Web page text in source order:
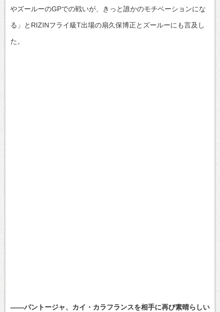
やズールーのGPでの戦いが、きっと誰かのモチベーションにな
る」とRIZINフライ級T出場の扇久保博正とズールーにも言及し
た。
――パントージャ、カイ・カラフランスを相手に再び素晴らしい